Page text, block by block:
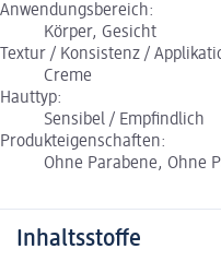
Anwendungsbereich:
Körper, Gesicht
Textur / Konsistenz /
Creme
Hauttyp:
Sensibel / Empfindlich
Produkteigenschaften:
Ohne Parabene, Ohne
Inhaltsstoffe